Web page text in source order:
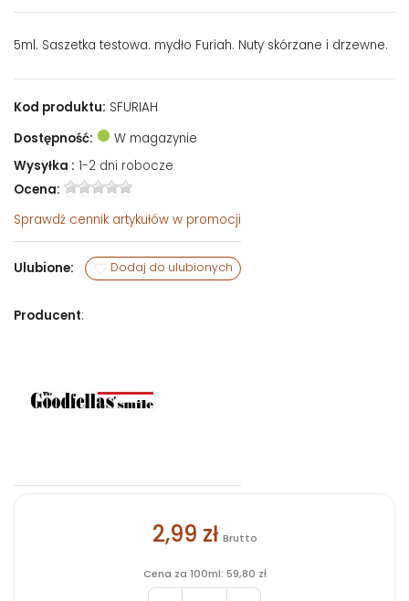
5ml. Saszetka testowa. mydło Furiah. Nuty skórzane i drzewne.
Kod produktu: SFURIAH
Dostępność:
W magazynie
Wysyłka : 1-2 dni robocze
Ocena:
Sprawdź cennik artykułów w promocji
Ulubione: Dodaj do ulubionych
Producent:
2,99 zł Brutto
Cena za 100ml: 59,80 zł